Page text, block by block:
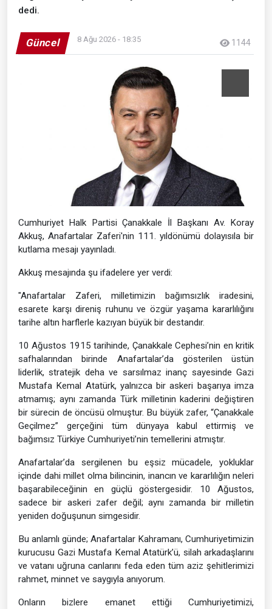
dedi.
Güncel 8 Ağu 2026 - 18:35 1144
Cumhuriyet Halk Partisi Çanakkale İl Başkanı Av. Koray
Akkuş, Anafartalar Zaferi'nin 111. yıldönümü dolayısıla bir
kutlama mesajı yayınladı.
Akkuş mesajında şu ifadelere yer verdi:
"Anafartalar Zaferi, milletimizin bağımsızlık iradesini,
esarete karşı direniş ruhunu ve özgür yaşama kararlılığını
tarihe altın harflerle kazıyan büyük bir destandır.
10 Ağustos 1915 tarihinde, Çanakkale Cephesi’nin en kritik
safhalarından birinde Anafartalar’da gösterilen üstün
liderlik, stratejik deha ve sarsılmaz inanç sayesinde Gazi
Mustafa Kemal Atatürk, yalnızca bir askeri başarıya imza
atmamış; aynı zamanda Türk milletinin kaderini değiştiren
bir sürecin de öncüsü olmuştur. Bu büyük zafer, “Çanakkale
Geçilmez” gerçeğini tüm dünyaya kabul ettirmiş ve
bağımsız Türkiye Cumhuriyeti’nin temellerini atmıştır.
Anafartalar’da sergilenen bu eşsiz mücadele, yokluklar
içinde dahi millet olma bilincinin, inancın ve kararlılığın neleri
başarabileceğinin en güçlü göstergesidir. 10 Ağustos,
sadece bir askeri zafer değil; aynı zamanda bir milletin
yeniden doğuşunun simgesidir.
Bu anlamlı günde; Anafartalar Kahramanı, Cumhuriyetimizin
kurucusu Gazi Mustafa Kemal Atatürk’ü, silah arkadaşlarını
ve vatanı uğruna canlarını feda eden tüm aziz şehitlerimizi
rahmet, minnet ve saygıyla anıyorum.
Onların bizlere emanet ettiği Cumhuriyetimizi,